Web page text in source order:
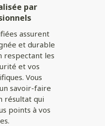
par
assurent
et durable
respectant les
et vos
Vous
savoir-faire
résultat qui
points à vos